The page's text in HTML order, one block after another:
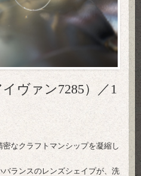
ヴァン7285）／1
なクラフトマンシップを凝縮し
ランスのレンズシェイプが、洗